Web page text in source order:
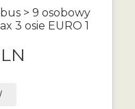
> 9 osobowy
3 osie EURO 1